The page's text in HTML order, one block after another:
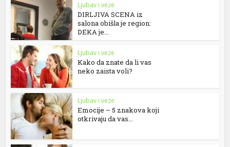
Ljubav i veze
DIRLJIVA SCENA iz
salona obišla je region:
DEKA je...
Ljubav i veze
Kako da znate da li vas
neko zaista voli?
Ljubav i veze
Emocije – 5 znakova koji
otkrivaju da vas...